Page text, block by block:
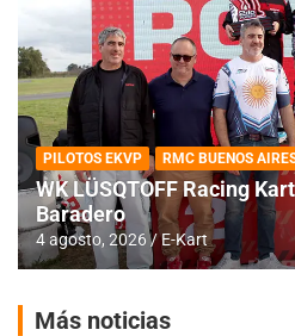
PILOTOS EKVP RMC BUENOS
WK LÜSQTOFF Racing
Baradero
4 agosto, 2026 E-Kart
Más noticias